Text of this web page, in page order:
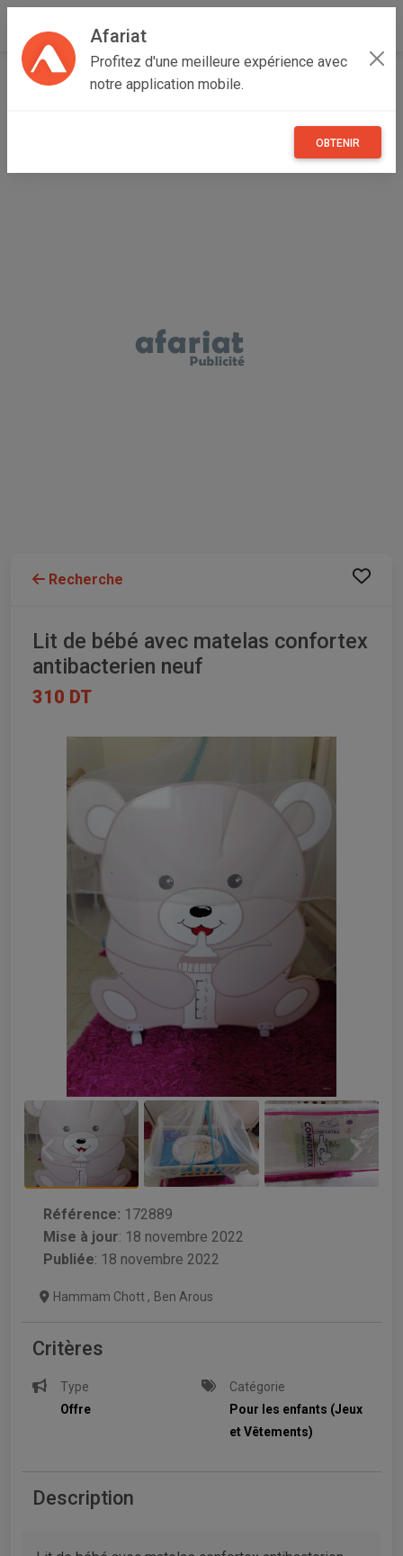
Afariat
Profitez d'une meilleure expérience avec
notre application mobile.
OBTENIR
Accueil Maisons et enfants Grand Tunis
Lit de bébé avec matelas confortex antibacterien neuf
Recherche
Lit de bébé avec matelas confortex
antibacterien neuf
310 DT
Référence: 172889
Mise à jour: 18 novembre 2022
Publiée: 18 novembre 2022
Hammam Chott , Ben Arous
Critères
Type
Offre
Catégorie
Pour les enfants (Jeux
et Vêtements)
Description